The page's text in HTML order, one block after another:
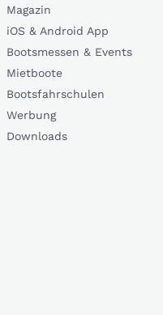
Magazin
iOS & Android App
Bootsmessen & Events
Mietboote
Bootsfahrschulen
Werbung
Downloads